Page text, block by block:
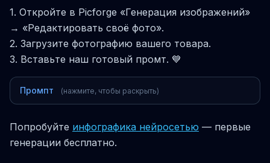
1. Откройте в Picforge «Генерация изображений»
→ «Редактировать своё фото».
2. Загрузите фотографию вашего товара.
3. Вставьте наш готовый промт. 💙
Промпт (нажмите, чтобы раскрыть)
Попробуйте инфографика нейросетью — первые
генерации бесплатно.